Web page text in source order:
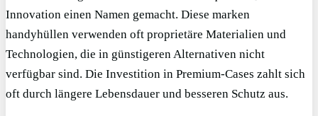
Innovation einen Namen gemacht. Diese marken
handyhüllen verwenden oft proprietäre Materialien und
Technologien, die in günstigeren Alternativen nicht
verfügbar sind. Die Investition in Premium-Cases zahlt sich
oft durch längere Lebensdauer und besseren Schutz aus.